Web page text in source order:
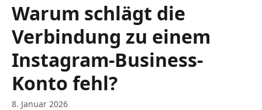
Warum schlägt die
Verbindung zu einem
Instagram-Business-
Konto fehl?
8. Januar 2026